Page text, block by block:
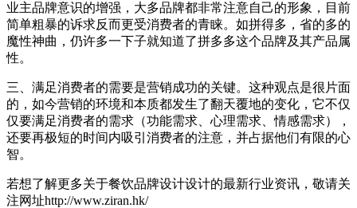
业主品牌意识的增强，大多品牌都非常注意自己的形象，目前
简单粗暴的诉求反而更受消费者的青睐。如拼得多，省的多的
魔性神曲，仍许多一下子就知道了拼多多这个品牌及其产品属
性。
三、满足消费者的需要是营销成功的关键。这种观点是很片面
的，如今营销的环境和本质都发生了翻天覆地的变化，它不仅
仅要满足消费者的需求（功能需求、心理需求、情感需求），
还要再极短的时间内吸引消费者的注意，并占据他们有限的心
智。
若想了解更多关于餐饮品牌设计设计的最新行业资讯，敬请关
注网址http://www.ziran.hk/